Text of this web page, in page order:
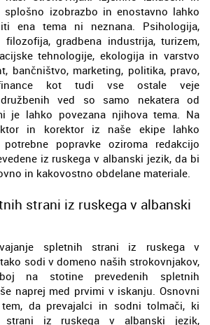
splošno izobrazbo in enostavno lahko
ena tema ni neznana. Psihologija,
filozofija, gradbena industrija, turizem,
tehnologije, ekologija in varstvo
bančništvo, marketing, politika, pravo,
finance kot tudi vse ostale veje
ved so samo nekatera od
je lahko povezana njihova tema. Na
in korektor iz naše ekipe lahko
popravke oziroma redakcijo
iz ruskega v albanski jezik, da bi
in kakovostno obdelane materiale.
strani iz ruskega v albanski
spletnih strani iz ruskega v
sodi v domeno naših strokovnjakov,
na stotine prevedenih spletnih
naprej med prvimi v iskanju. Osnovni
da prevajalci in sodni tolmači, ki
strani iz ruskega v albanski jezik,